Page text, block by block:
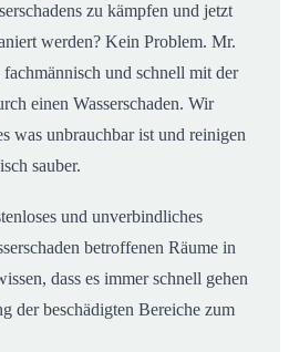
zu kämpfen und jetzt
werden? Kein Problem. Mr.
und schnell mit der
einen Wasserschaden. Wir
was unbrauchbar ist und reinigen
sauber.
und unverbindliches
betroffenen Räume in
dass es immer schnell gehen
der beschädigten Bereiche zum